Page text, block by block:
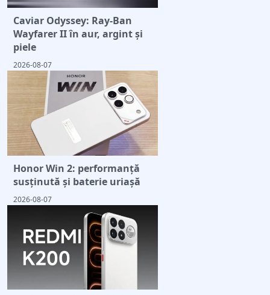
Caviar Odyssey: Ray-Ban
Wayfarer II în aur, argint și
piele
2026-08-07
Honor Win 2: performanță
susținută și baterie uriașă
2026-08-07